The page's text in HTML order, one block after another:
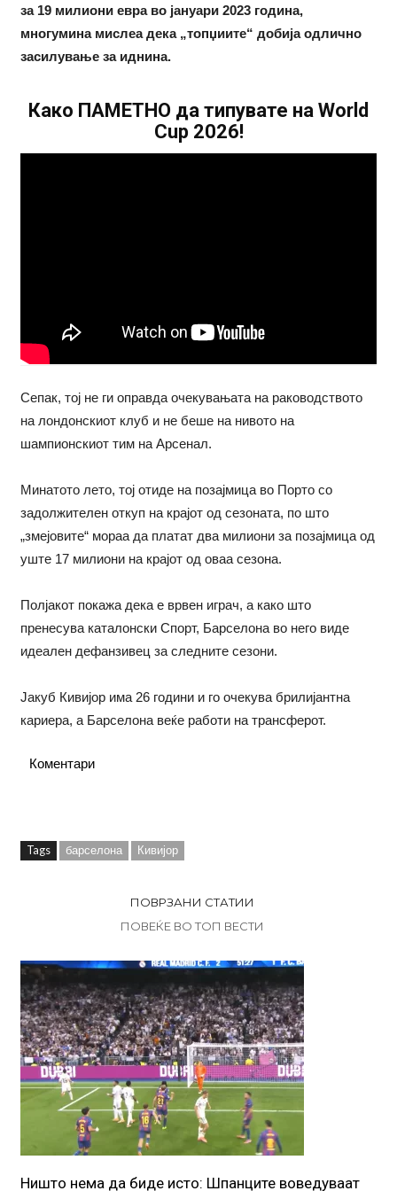
за 19 милиони евра во јануари 2023 година,
многумина мислеа дека „топџиите“ добија одлично
засилување за иднина.
Како ПАМЕТНО да типувате на World
Cup 2026!
Сепак, тој не ги оправда очекувањата на раководството
на лондонскиот клуб и не беше на нивото на
шампионскиот тим на Арсенал.
Минатото лето, тој отиде на позајмица во Порто со
задолжителен откуп на крајот од сезоната, по што
„змејовите“ мораа да платат два милиони за позајмица од
уште 17 милиони на крајот од оваа сезона.
Полјакот покажа дека е врвен играч, а како што
пренесува каталонски Спорт, Барселона во него виде
идеален дефанзивец за следните сезони.
Јакуб Кивијор има 26 години и го очекува брилијантна
кариера, а Барселона веќе работи на трансферот.
Коментари
Tags барселона Кивијор
ПОВРЗАНИ СТАТИИ
ПОВЕЌЕ ВО ТОП ВЕСТИ
Ништо нема да биде исто: Шпанците воведуваат